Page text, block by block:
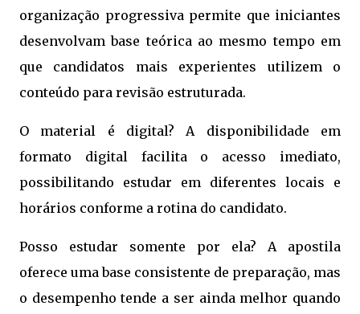
organização progressiva permite que iniciantes
desenvolvam base teórica ao mesmo tempo em
que candidatos mais experientes utilizem o
conteúdo para revisão estruturada.
O material é digital? A disponibilidade em
formato digital facilita o acesso imediato,
possibilitando estudar em diferentes locais e
horários conforme a rotina do candidato.
Posso estudar somente por ela? A apostila
oferece uma base consistente de preparação, mas
o desempenho tende a ser ainda melhor quando